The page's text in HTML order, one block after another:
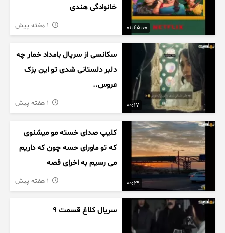
01:45:00
خانوادگی هندی
00:17
سکانسی از سریال بامداد خمار چه
دلبر دلستانی شدی تو این بزک
عروس..
00:29
کلیپ صدای خسته مو میشنوی
که تو ماورای حسه چون که داریم
می رسیم به اخرای قصه
سریال کلاغ قسمت 9